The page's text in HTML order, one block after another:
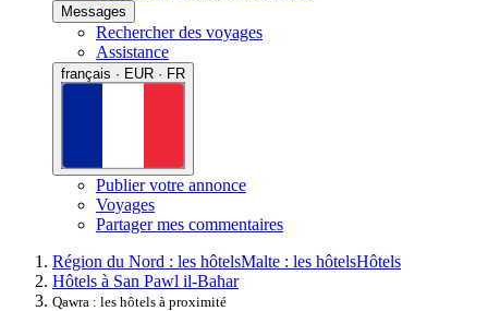
Messages
Rechercher des voyages
Assistance
français · EUR · FR
Publier votre annonce
Voyages
Partager mes commentaires
Région du Nord : les hôtelsMalte : les hôtelsHôtels
Hôtels à San Pawl il-Baħar
Qawra : les hôtels à proximité